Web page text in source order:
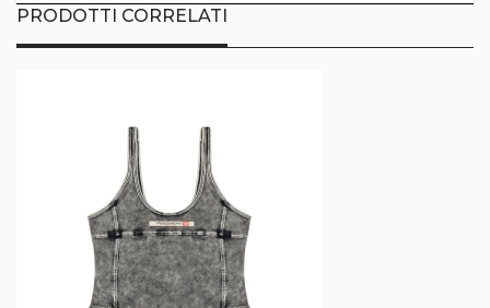
PRODOTTI CORRELATI